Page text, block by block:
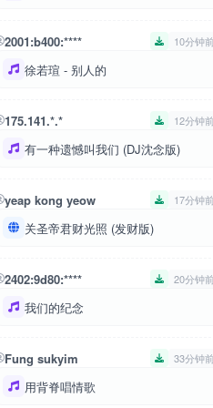
2001:b400:**** 10分钟
徐若瑄 - 别人的
175.141.*.* 12分钟
有一种遗憾叫我们 (DJ沈念版)
yeap kong yeow 17分钟
关圣帝君财光照 (发财版)
2402:9d80:**** 20分钟
我们的纪念
Fung sukyim 33分钟
用背脊唱情歌